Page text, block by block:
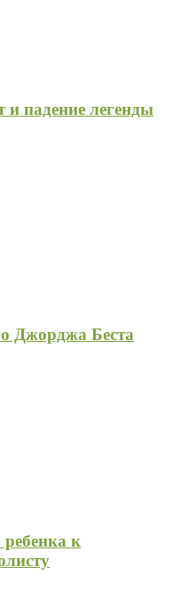
и падение легенды
Джорджа Беста
ребенка к